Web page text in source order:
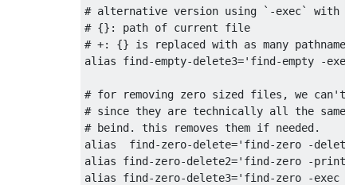
# alternative version using `-exec` with
# {}: path of current file
# +: {} is replaced with as many
alias find -empty-delete3='find-empty -
# for removing zero sized files, we can't
# since they are technically all the
# beind. this removes them if needed.
alias  find -zero-delete='find-zero -
alias find -zero-delete2='find-zero -print0
alias find -zero-delete3='find-zero -exec